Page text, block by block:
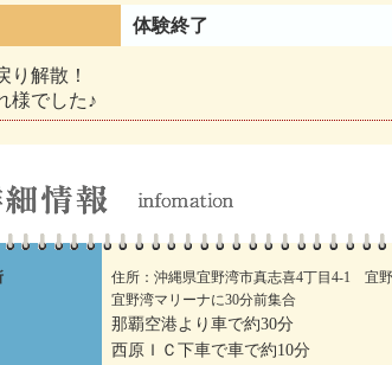
体験終了
り解散！
様でした♪
住所：沖縄県宜野湾市真志喜4丁目4-1 宜
宜野湾マリーナに30分前集合
那覇空港より車で約30分
西原ＩＣ下車で車で約10分